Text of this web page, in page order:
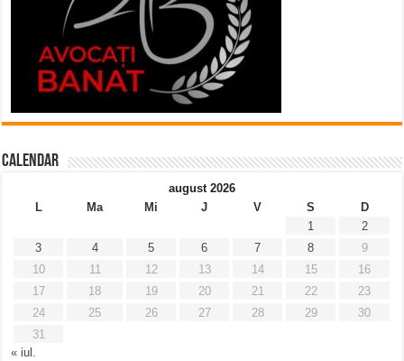
Calendar
august 2026
L
Ma Mi J V S
D
1
2
3
4 5 6 7 8
9
10
11 12 13 14 15
16
17
18 19 20 21 22
23
24
25 26 27 28 29
30
31
« iul.